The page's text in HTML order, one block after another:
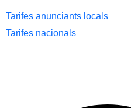
Tarifes anunciants locals
Tarifes nacionals